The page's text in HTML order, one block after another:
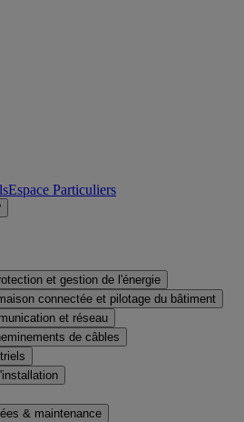
Espace Particuliers
et gestion de l'énergie
connectée et pilotage du bâtiment
et réseau
de câbles
& maintenance